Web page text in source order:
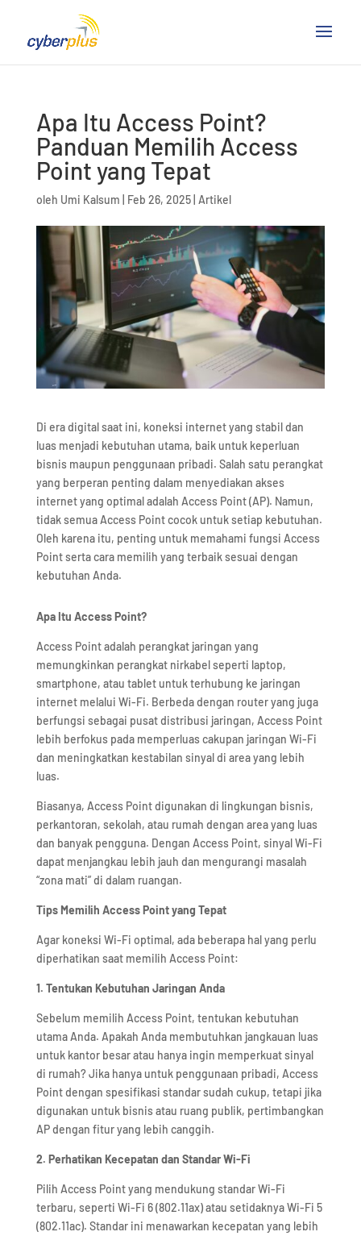
Apa Itu Access Point?
Panduan Memilih Access
Point yang Tepat
oleh Umi Kalsum Feb 26, 2025| Artikel
Di era digital saat ini, koneksi internet yang stabil dan
luas menjadi kebutuhan utama, baik untuk keperluan
bisnis maupun penggunaan pribadi. Salah satu perangkat
yang berperan penting dalam menyediakan akses
internet yang optimal adalah Access Point (AP). Namun,
tidak semua Access Point cocok untuk setiap kebutuhan.
Oleh karena itu, penting untuk memahami fungsi Access
Point serta cara memilih yang terbaik sesuai dengan
kebutuhan Anda.
Apa Itu Access Point?
Access Point adalah perangkat jaringan yang
memungkinkan perangkat nirkabel seperti laptop,
smartphone, atau tablet untuk terhubung ke jaringan
internet melalui Wi-Fi. Berbeda dengan router yang juga
berfungsi sebagai pusat distribusi jaringan, Access Point
lebih berfokus pada memperluas cakupan jaringan Wi-Fi
dan meningkatkan kestabilan sinyal di area yang lebih
luas.
Biasanya, Access Point digunakan di lingkungan bisnis,
perkantoran, sekolah, atau rumah dengan area yang luas
dan banyak pengguna. Dengan Access Point, sinyal Wi-Fi
dapat menjangkau lebih jauh dan mengurangi masalah
“zona mati” di dalam ruangan.
Tips Memilih Access Point yang Tepat
Agar koneksi Wi-Fi optimal, ada beberapa hal yang perlu
diperhatikan saat memilih Access Point:
1. Tentukan Kebutuhan Jaringan Anda
Sebelum memilih Access Point, tentukan kebutuhan
utama Anda. Apakah Anda membutuhkan jangkauan luas
untuk kantor besar atau hanya ingin memperkuat sinyal
di rumah? Jika hanya untuk penggunaan pribadi, Access
Point dengan spesifikasi standar sudah cukup, tetapi jika
digunakan untuk bisnis atau ruang publik, pertimbangkan
AP dengan fitur yang lebih canggih.
2. Perhatikan Kecepatan dan Standar Wi-Fi
Pilih Access Point yang mendukung standar Wi-Fi
terbaru, seperti Wi-Fi 6 (802.11ax) atau setidaknya Wi-Fi 5
(802.11ac). Standar ini menawarkan kecepatan yang lebih